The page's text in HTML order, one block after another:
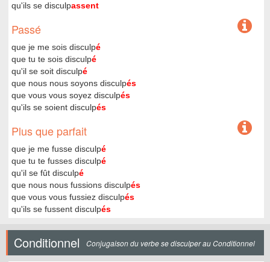
qu'ils se disculpassent
Passé
que je me sois disculpé
que tu te sois disculpé
qu'il se soit disculpé
que nous nous soyons disculpés
que vous vous soyez disculpés
qu'ils se soient disculpés
Plus que parfait
que je me fusse disculpé
que tu te fusses disculpé
qu'il se fût disculpé
que nous nous fussions disculpés
que vous vous fussiez disculpés
qu'ils se fussent disculpés
Conditionnel Conjugaison du verbe se disculper au Conditionnel